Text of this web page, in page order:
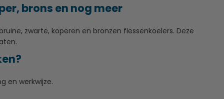
brons en nog meer
zwarte, koperen en bronzen flessenkoelers. Deze
en werkwijze.